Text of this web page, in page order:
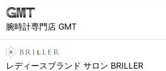
腕時計専門店 GMT
レディースブランド サロン BRILLER